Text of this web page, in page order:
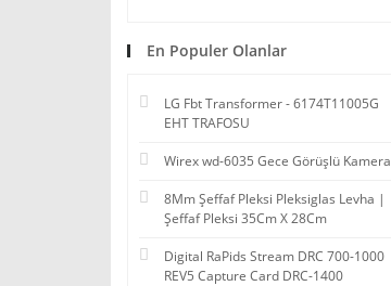
En Populer Olanlar
LG Fbt Transformer - 6174T11005G
EHT TRAFOSU
Wirex wd-6035 Gece Görüşlü Kamera
8Mm Şeffaf Pleksi Pleksiglas Levha |
Şeffaf Pleksi 35Cm X 28Cm
Digital RaPids Stream DRC 700-1000
REV5 Capture Card DRC-1400